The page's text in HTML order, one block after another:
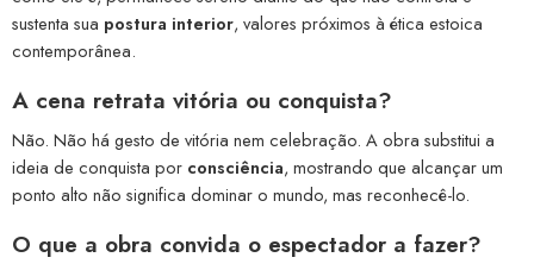
sustenta sua postura interior, valores próximos à ética estoica
contemporânea.
A cena retrata vitória ou conquista?
Não. Não há gesto de vitória nem celebração. A obra substitui a
ideia de conquista por consciência, mostrando que alcançar um
ponto alto não significa dominar o mundo, mas reconhecê-lo.
O que a obra convida o espectador a fazer?